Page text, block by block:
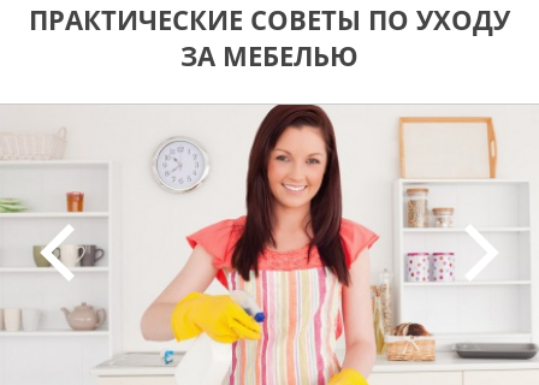
ПРАКТИЧЕСКИЕ СОВЕТЫ ПО УХОДУ
ЗА МЕБЕЛЬЮ